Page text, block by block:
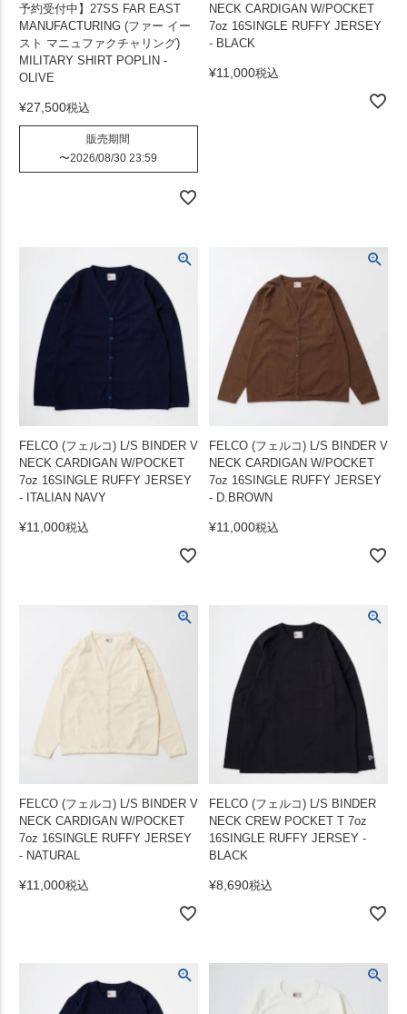
予約受付中】27SS FAR EAST
MANUFACTURING (ファー イー
スト マニュファクチャリング)
MILITARY SHIRT POPLIN -
OLIVE
¥27,500税込
販売期間
〜2026/08/30 23:59
NECK CARDIGAN W/POCKET
7oz 16SINGLE RUFFY JERSEY
- BLACK
¥11,000税込
FELCO (フェルコ) L/S BINDER V
NECK CARDIGAN W/POCKET
7oz 16SINGLE RUFFY JERSEY
- ITALIAN NAVY
¥11,000税込
FELCO (フェルコ) L/S BINDER V
NECK CARDIGAN W/POCKET
7oz 16SINGLE RUFFY JERSEY
- D.BROWN
¥11,000税込
FELCO (フェルコ) L/S BINDER V
NECK CARDIGAN W/POCKET
7oz 16SINGLE RUFFY JERSEY
- NATURAL
¥11,000税込
FELCO (フェルコ) L/S BINDER
NECK CREW POCKET T 7oz
16SINGLE RUFFY JERSEY -
BLACK
¥8,690税込